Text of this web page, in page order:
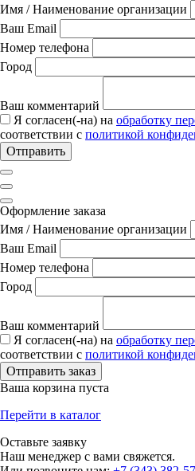
Имя / Наименование организации
Ваш Email
Номер телефона
Город
Ваш комментарий
Я согласен(-на) на обработку
соответствии с политикой
Отправить
Оформление заказа
Имя / Наименование организации
Ваш Email
Номер телефона
Город
Ваш комментарий
Я согласен(-на) на обработку
соответствии с политикой
Отправить заказ
Ваша корзина пуста
Перейти в каталог
Оставьте заявку
Наш менеджер с вами свяжется.